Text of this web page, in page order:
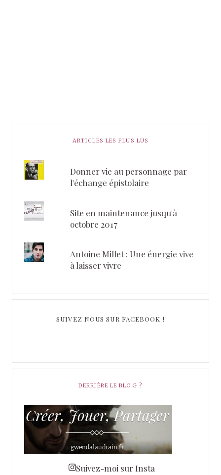
ARTICLES LES PLUS LUS
Donner vie au personnage par
l'échange épistolaire
Site en maintenance jusqu'à
octobre 2017
Antoine Millet : Une énergie vive
à laisser vivre
SUIVEZ NOUS SUR FACEBOOK !
DERRIÈRE LE BLOG ?
Suivez-moi sur Insta